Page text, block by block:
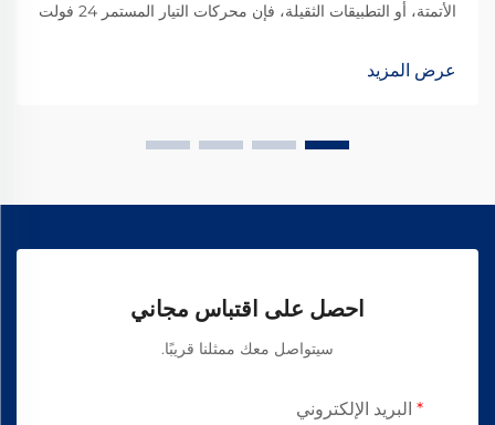
الأتمتة، أو التطبيقات الثقيلة، فإن محركات التيار المستمر 24 فولت
ومع ذلك، فإن اختيار المحرك المناسب...
عرض المزيد
احصل على اقتباس مجاني
سيتواصل معك ممثلنا قريبًا.
البريد الإلكتروني